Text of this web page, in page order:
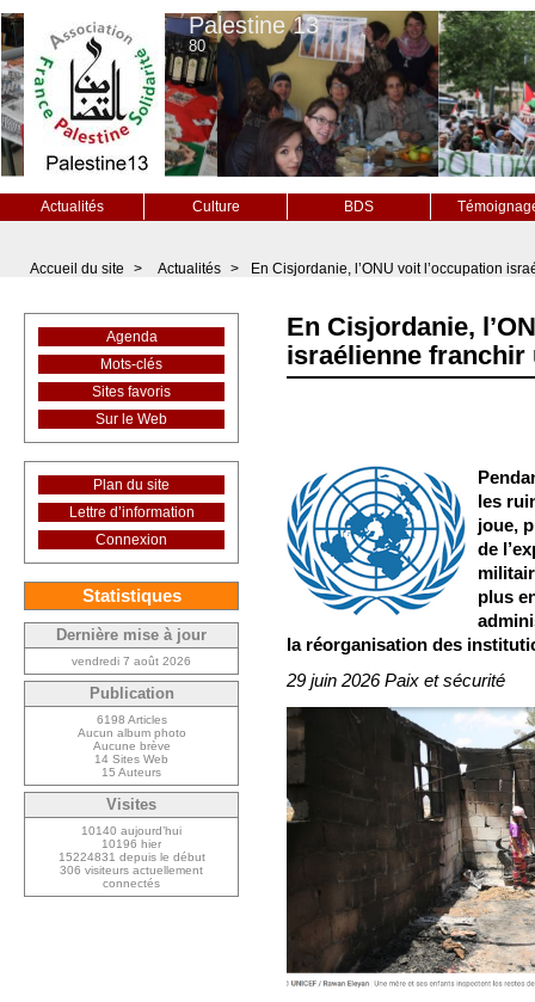
Palestine 13
80
Actualités Culture BDS
Accueil du site > Actualités > En Cisjordanie, l’ONU voit l’occupation
En Cisjordanie,
israélienne franchir
les
joue,
de
plus
la réorganisation des
29 juin 2026 Paix et sécurité
Agenda
Mots-clés
Sites favoris
Sur le Web
Plan du site
Lettre d’information
Connexion
Statistiques
Dernière mise à jour
vendredi 7 août 2026
Publication
6198 Articles
Aucun album photo
Aucune brève
14 Sites Web
15 Auteurs
Visites
10140 aujourd’hui
10196 hier
15224831 depuis le début
306 visiteurs actuellement
connectés